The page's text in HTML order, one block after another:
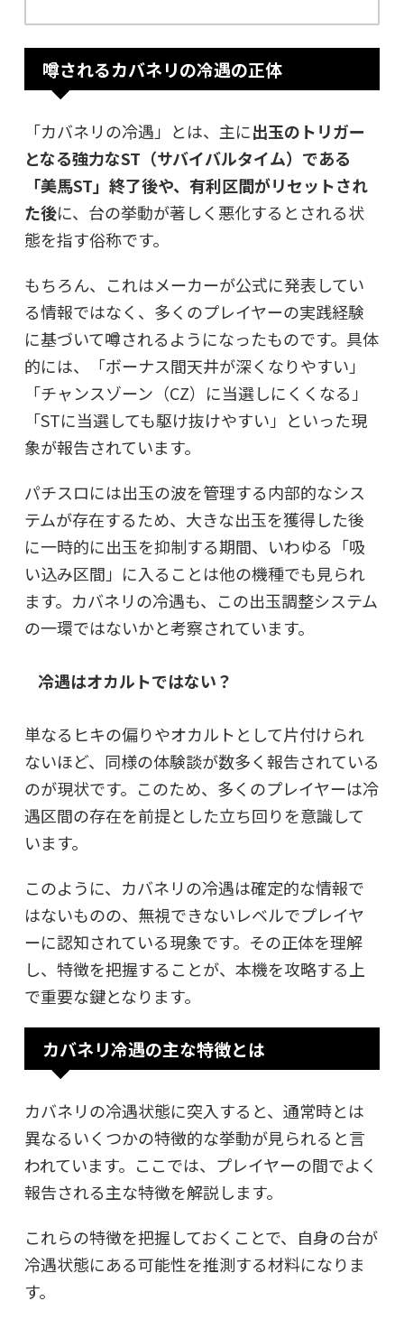
噂されるカバネリの冷遇の正体
「カバネリの冷遇」とは、主に出玉のトリガー
となる強力なST（サバイバルタイム）である
「美馬ST」終了後や、有利区間がリセットされ
た後に、台の挙動が著しく悪化するとされる状
態を指す俗称です。
もちろん、これはメーカーが公式に発表してい
る情報ではなく、多くのプレイヤーの実践経験
に基づいて噂されるようになったものです。具体
的には、「ボーナス間天井が深くなりやすい」
「チャンスゾーン（CZ）に当選しにくくなる」
「STに当選しても駆け抜けやすい」といった現
象が報告されています。
パチスロには出玉の波を管理する内部的なシス
テムが存在するため、大きな出玉を獲得した後
に一時的に出玉を抑制する期間、いわゆる「吸
い込み区間」に入ることは他の機種でも見られ
ます。カバネリの冷遇も、
この出玉調整システム
の一環ではないかと考察されています。
冷遇はオカルトではない？
単なるヒキの偏りやオカルトとして片付けられ
ないほど、同様の体験談が数多く報告されている
のが現状です。このため、多くのプレイヤーは冷
遇区間の存在を前提とした立ち回りを意識して
います。
このように、カバネリの冷遇は確定的な情報で
はないものの、無視できないレベルでプレイヤ
ーに認知されている現象です。その正体を理解
し、特徴を把握することが、本機を攻略する上
で重要な鍵となります。
カバネリ冷遇の主な特徴とは
カバネリの冷遇状態に突入すると、通常時とは
異なるいくつかの特徴的な挙動が見られると言
われています。ここでは、プレイヤーの間でよく
報告される主な特徴を解説します。
これらの特徴を把握しておくことで、自身の台が
冷遇状態にある可能性を推測する材料になりま
す。